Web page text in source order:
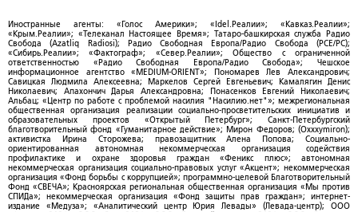
Иностранные агенты: «Голос Америки»; «Idel.Реалии»; «Кавказ.Реалии»;
«Крым.Реалии»; «Телеканал Настоящее Время»; Татаро-башкирская служба Радио
Свобода (Azatliq Radiosi); Радио Свободная Европа/Радио Свобода (PCE/PC);
«Сибирь.Реалии»; «Фактограф»; «Север.Реалии»; Общество с ограниченной
ответственностью «Радио Свободная Европа/Радио Свобода»; Чешское
информационное агентство «MEDIUM-ORIENT»; Пономарев Лев Александрович;
Савицкая Людмила Алексеевна; Маркелов Сергей Евгеньевич; Камалягин Денис
Николаевич; Апахончич Дарья Александровна; Понасенков Евгений Николаевич;
Альбац; «Центр по работе с проблемой насилия "Насилию.нет"»; межрегиональная
общественная организация реализации социально-просветительских инициатив и
образовательных проектов «Открытый Петербург»; Санкт-Петербургский
благотворительный фонд «Гуманитарное действие»; Мирон Федоров; (Oxxxymiron);
активистка Ирина Сторожева; правозащитник Алена Попова; Социально-
ориентированная автономная некоммерческая организация содействия
профилактике и охране здоровья граждан «Феникс плюс»; автономная
некоммерческая организация социально-правовых услуг «Акцент»; некоммерческая
организация «Фонд борьбы с коррупцией»; программно-целевой Благотворительный
Фонд «СВЕЧА»; Красноярская региональная общественная организация «Мы против
СПИДа»; некоммерческая организация «Фонд защиты прав граждан»; интернет-
издание «Медуза»; «Аналитический центр Юрия Левады» (Левада-центр); ООО